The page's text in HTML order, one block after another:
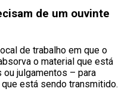
de um ouvinte
de trabalho em que o
o material que está
julgamentos – para
está sendo transmitido.